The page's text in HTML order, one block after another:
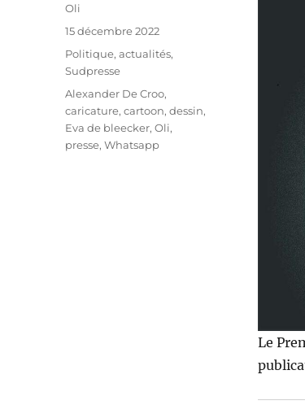
Le
Auteur
Oli
Publié
15 décembre 2022
Catégories
Politique, actualités,
Sudpresse
Étiquettes
Alexander De Croo,
caricature,cartoon,dessin,
Eva de bleecker,Oli,
presse,Whatsapp